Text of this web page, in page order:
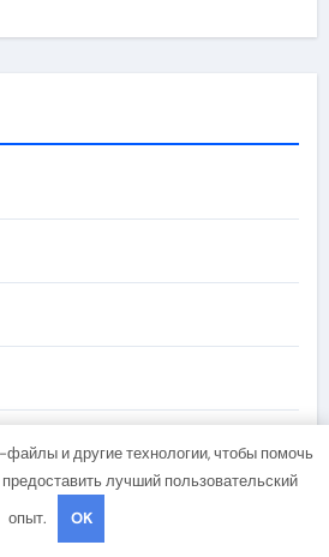
файлы и другие технологии, чтобы помочь
лучший пользовательский
опыт.
OK